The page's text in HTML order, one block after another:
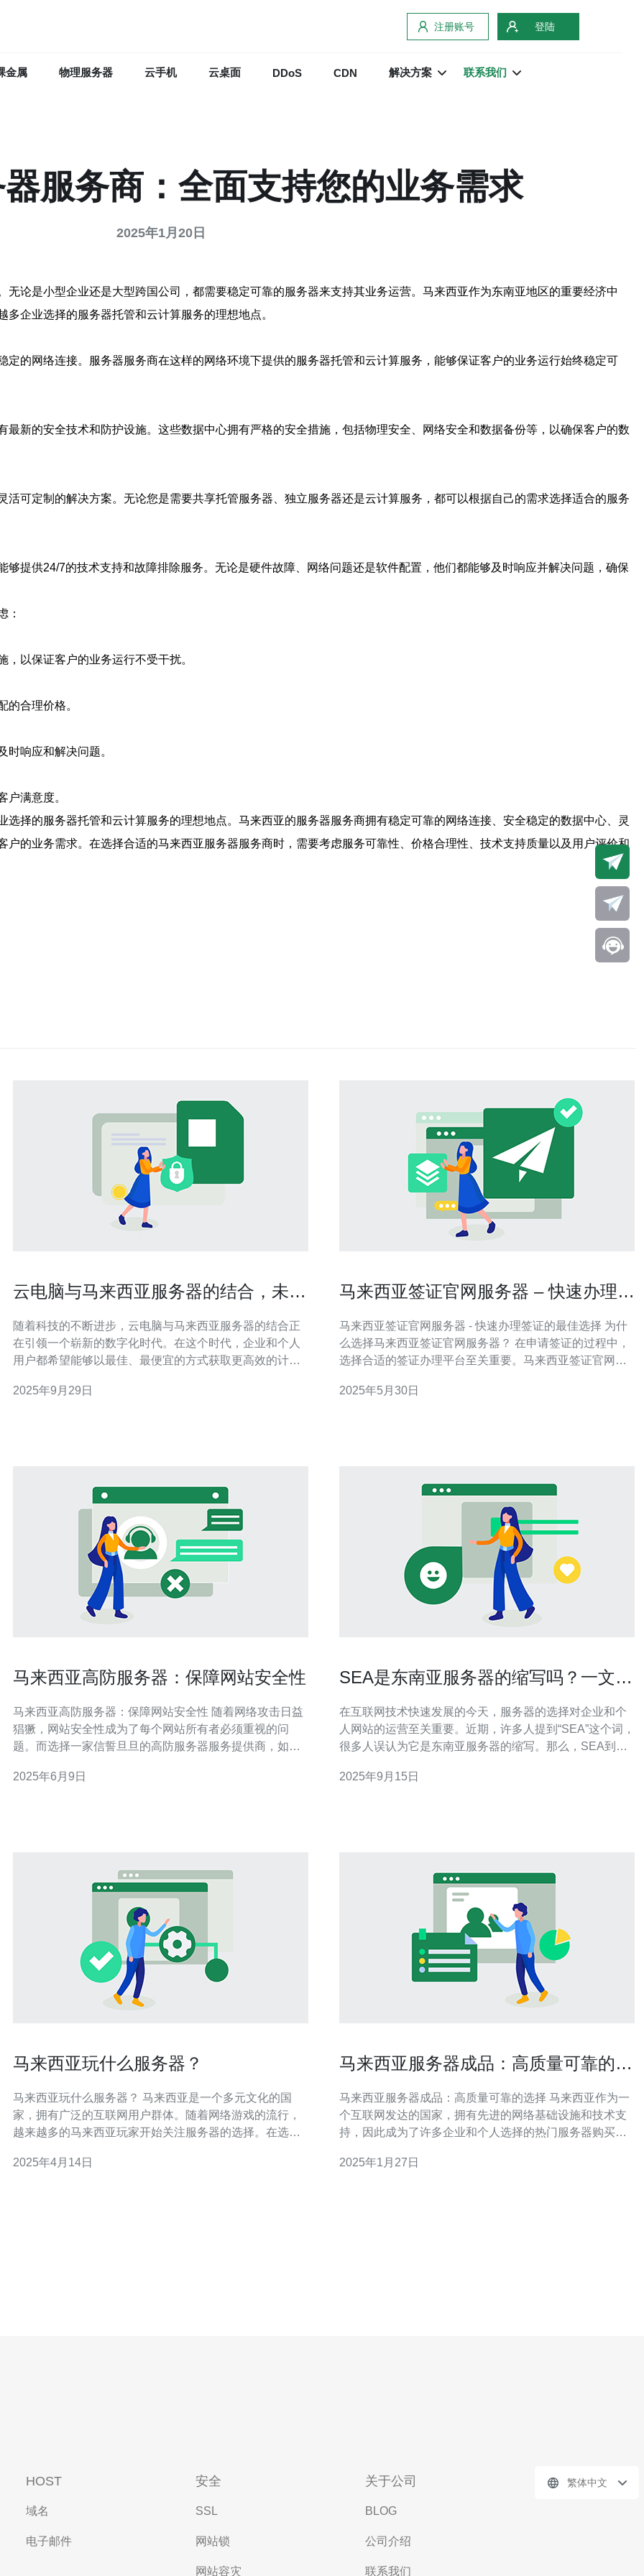
注册账号 登陆
金属 物理服务器 云手机 云桌面 DDoS CDN 解决方案 联系我们
服务商：全面支持您的业务需求
2025年1月20日
论是小型企业还是大型跨国公司，都需要稳定可靠的服务器来支持其业务运营。马来西亚作为东南亚地区的重要经济中
企业选择的服务器托管和云计算服务的理想地点。
的网络连接。服务器服务商在这样的网络环境下提供的服务器托管和云计算服务，能够保证客户的业务运行始终稳定可
新的安全技术和防护设施。这些数据中心拥有严格的安全措施，包括物理安全、网络安全和数据备份等，以确保客户的数
可定制的解决方案。无论您是需要共享托管服务器、独立服务器还是云计算服务，都可以根据自己的需求选择适合的服务
提供24/7的技术支持和故障排除服务。无论是硬件故障、网络问题还是软件配置，他们都能够及时响应并解决问题，确保
：
以保证客户的业务运行不受干扰。
的合理价格。
响应和解决问题。
户满意度。
择的服务器托管和云计算服务的理想地点。马来西亚的服务器服务商拥有稳定可靠的网络连接、安全稳定的数据中心、灵
的业务需求。在选择合适的马来西亚服务器服务商时，需要考虑服务可靠性、价格合理性、技术支持质量以及用户评价和
云电脑与马来西亚服务器的结合，未来
随着科技的不断进步，云电脑与马来西亚服务器的结合正
在引领一个崭新的数字化时代。在这个时代，企业和个人
用户都希望能够以最佳、最便宜的方式获取更高效的计算
服务器资源，而马来西亚的服务器则以其独特的地理位置
2025年9月29日
马来西亚签证官网服务器 – 快速办理签
马来西亚签证官网服务器 - 快速办理签证的最佳选择 为什
么选择马来西亚签证官网服务器？ 在申请签证的过程中，
选择合适的签证办理平台至关重要。马来西亚签证官网服
力地排队等候，只需在家中轻松办理。 优势一：在线申
2025年5月30日
马来西亚高防服务器：保障网站安全性
马来西亚高防服务器：保障网站安全性 随着网络攻击日益
猖獗，网站安全性成为了每个网站所有者必须重视的问
题。而选择一家信誓旦旦的高防服务器服务提供商，如马
障。 高防服务器是一种具有强大防护功能的服务器，能够
2025年6月9日
SEA是东南亚服务器的缩写吗？一文解
在互联网技术快速发展的今天，服务器的选择对企业和个
人网站的运营至关重要。近期，许多人提到“SEA”这个词，
很多人误认为它是东南亚服务器的缩写。那么，SEA到底
义及其与东南亚服务器的关系。 首先，SEA在某些情况下
2025年9月15日
马来西亚玩什么服务器？
马来西亚玩什么服务器？ 马来西亚是一个多元文化的国
家，拥有广泛的互联网用户群体。随着网络游戏的流行，
越来越多的马来西亚玩家开始关注服务器的选择。在选择
稳定性 玩家们希望能够在稳定的服务器上畅享游戏乐趣。
2025年4月14日
马来西亚服务器成品：高质量可靠的选
马来西亚服务器成品：高质量可靠的选择 马来西亚作为一
个互联网发达的国家，拥有先进的网络基础设施和技术支
持，因此成为了许多企业和个人选择的热门服务器购买地
服务器提供商经过严格的监管和管理，保证了服务器的稳
2025年1月27日
HOST
域名
电子邮件
安全
SSL
网站锁
网站容灾
关于公司
BLOG
公司介绍
联系我们
繁体中文